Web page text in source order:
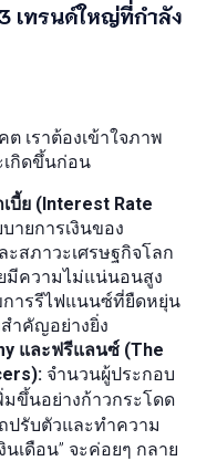
เทรนด์ใหญ่ที่กำลัง
เราต้องเข้าใจภาพ
กิดขึ้นก่อน
บี้ย (Interest Rate
ายการเงินของ
สภาวะเศรษฐกิจโลก
มีความไม่แน่นอนสูง
การรีไฟแนนซ์ที่ยืดหยุ่น
ำคัญอย่างยิ่ง
และฟรีแลนซ์ (The
จำนวนผู้ประกอบ
มขึ้นอย่างก้าวกระโดด
ปรับตัวและทำความ
นเดือน” จะค่อยๆ กลาย